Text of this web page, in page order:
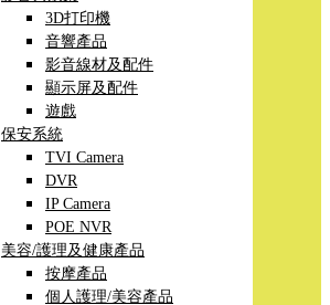
3D打印機
音響產品
影音線材及配件
顯示屏及配件
遊戲
保安系統
TVI Camera
DVR
IP Camera
POE NVR
美容/護理及健康產品
按摩產品
個人護理/美容產品